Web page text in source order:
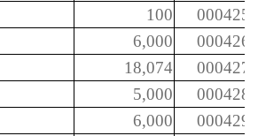
100
000425
6,000
000426
18,074
000427
5,000
000428
6,000
000429